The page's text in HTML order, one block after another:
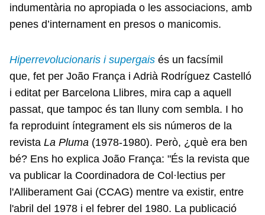
indumentària no apropiada o les associacions, amb
penes d’internament en presos o manicomis.
Hiperrevolucionaris i supergais és un facsímil
que, fet per João França i Adrià Rodríguez Castelló
i editat per Barcelona Llibres, mira cap a aquell
passat, que tampoc és tan lluny com sembla. I ho
fa reproduint íntegrament els sis números de la
revista La Pluma (1978-1980). Però, ¿què era ben
bé? Ens ho explica João França: "És la revista que
va publicar la Coordinadora de Col·lectius per
l'Alliberament Gai (CCAG) mentre va existir, entre
l'abril del 1978 i el febrer del 1980. La publicació